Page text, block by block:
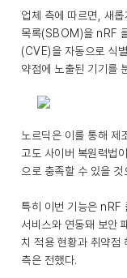
업체 측에 따르면, 새
목록(SBOM)을 nRF
(CVE)을 자동으로 식
약점에 노출된 기기를
노르딕은 이를 통해 제
고도 사이버 복원력법
으로 충족할 수 있을
특히 이번 기능은
서비스와 연동돼 보안
치 적용 현황과 취약점
측은 전했다.